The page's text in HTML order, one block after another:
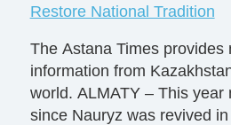
Restore National Tradition
The Astana Times provides
information from
world. ALMATY – This year
since Nauryz was revived